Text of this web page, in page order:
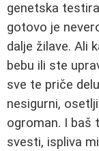
genetska
gotovo je
dalje žilave. Ali
bebu ili ste
sve te priče
nesigurni,
ogroman. I baš
svesti, ispliva